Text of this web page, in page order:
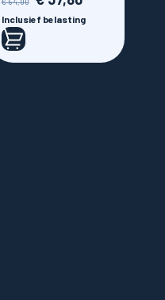
prijs
Inclusief belasting